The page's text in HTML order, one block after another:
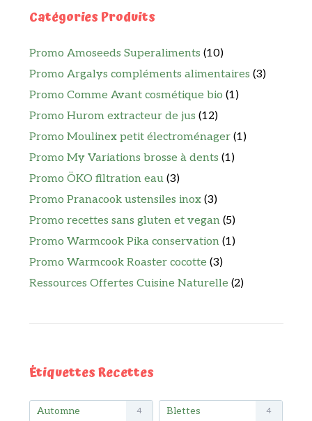
Catégories Produits
Promo Amoseeds Superaliments (10)
Promo Argalys compléments alimentaires (3)
Promo Comme Avant cosmétique bio (1)
Promo Hurom extracteur de jus (12)
Promo Moulinex petit électroménager (1)
Promo My Variations brosse à dents (1)
Promo ÖKO filtration eau (3)
Promo Pranacook ustensiles inox (3)
Promo recettes sans gluten et vegan (5)
Promo Warmcook Pika conservation (1)
Promo Warmcook Roaster cocotte (3)
Ressources Offertes Cuisine Naturelle (2)
Étiquettes Recettes
Automne 4 Blettes 4